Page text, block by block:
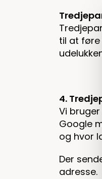
til at
4.
Vi
Google
og hvor
Der
adresse.